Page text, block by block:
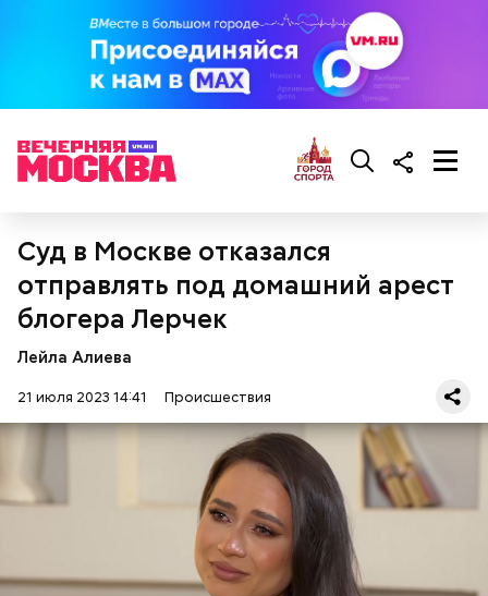
Суд в Москве отказался
отправлять под домашний арест
блогера Лерчек
Лейла Алиева
21 июля 2023 14:41 Происшествия
Балашов рассказал, что спустя время с ним
связались украинские спецслужбы «с заманчивым
предложением, от которого он не смог
отказаться».
— Сначала нам предложили поджигать релейные
шкафы. Позже нам предложили заказное убийство
Маргариты Симоньян и Ксении Собчак, — сообщил
Битцевский маньяк утверждал, что на его счету 63
убийства. Все они были отмечены фишками,
крышками от бутылок и прочими предметами на
Именно по этой доске он и ориентировался, когда
рассказывал о своих преступлениях.